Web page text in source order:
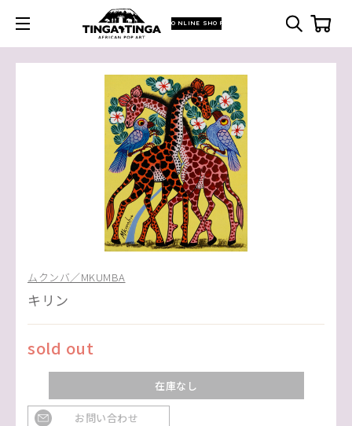
ONLINE SHOP
ムクンバ／MKUMBA
キリン
sold out
在庫なし
お問い合わせ